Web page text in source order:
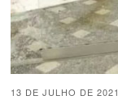
13 DE JULHO DE 2021